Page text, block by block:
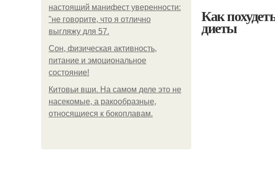
настоящий манифест уверенности:
"не говорите, что я отлично
выгляжу для 57.
Сон, физическая активность,
питание и эмоциональное
состояние!
Китовьи вши. На самом деле это не
насекомые, а ракообразные,
относящиеся к бокоплавам.
Как
диеты